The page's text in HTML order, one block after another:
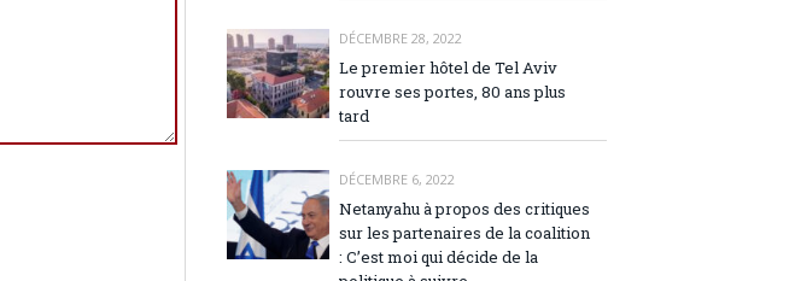
DÉCEMBRE 28, 2022
Le premier hôtel de Tel Aviv
rouvre ses portes, 80 ans plus
tard
DÉCEMBRE 6, 2022
Netanyahu à propos des critiques
sur les partenaires de la coalition
: C’est moi qui décide de la